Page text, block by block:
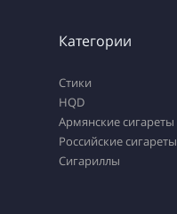
Категории
Стики
HQD
Армянские сигареты
Российские сигареты
Сигариллы